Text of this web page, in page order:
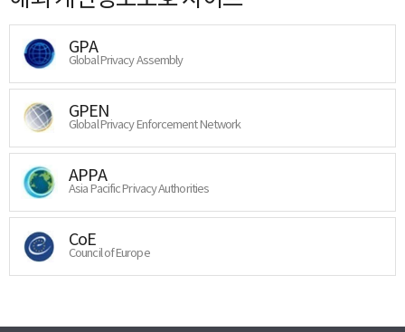
GPA
Global Privacy Assembly
GPEN
Global Privacy Enforcement Network
APPA
Asia Pacific Privacy Authorities
CoE
Council of Europe